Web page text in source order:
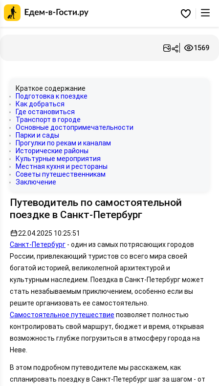
Избранное
1569
Краткое содержание
Подготовка к поездке
Как добраться
Где остановиться
Транспорт в городе
Основные достопримечательности
Парки и сады
Прогулки по рекам и каналам
Исторические районы
Культурные мероприятия
Местная кухня и рестораны
Советы путешественникам
Заключение
Путеводитель по самостоятельной
поездке в Санкт-Петербург
22.04.2025 10:25:51
Санкт-Петербург - один из самых потрясающих городов
России, привлекающий туристов со всего мира своей
богатой историей, великолепной архитектурой и
культурным наследием. Поездка в Санкт-Петербург может
стать незабываемым приключением, особенно если вы
решите организовать ее самостоятельно.
Самостоятельное путешествие позволяет полностью
контролировать свой маршрут, бюджет и время, открывая
возможность глубже погрузиться в атмосферу города на
Неве.
В этом подробном путеводителе мы расскажем, как
спланировать поездку в Санкт-Петербург шаг за шагом - от